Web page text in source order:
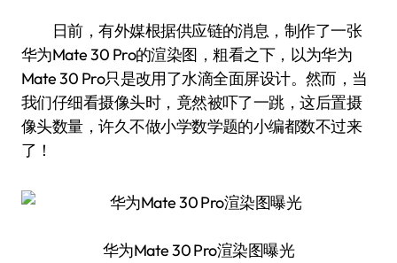
日前，有外媒根据供应链的消息，制作了一张
华为Mate 30 Pro的渲染图，粗看之下，以为华为
Mate 30 Pro只是改用了水滴全面屏设计。然而，当
我们仔细看摄像头时，竟然被吓了一跳，这后置摄
像头数量，许久不做小学数学题的小编都数不过来
了！
华为Mate 30 Pro渲染图曝光